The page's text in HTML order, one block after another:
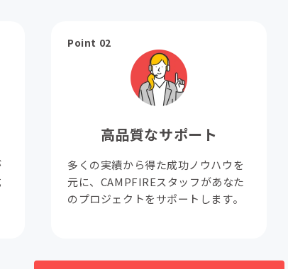
Point 02
高品質なサポート
多くの実績から得た成功ノウハウを
元に、CAMPFIREスタッフがあなた
のプロジェクトをサポートします。